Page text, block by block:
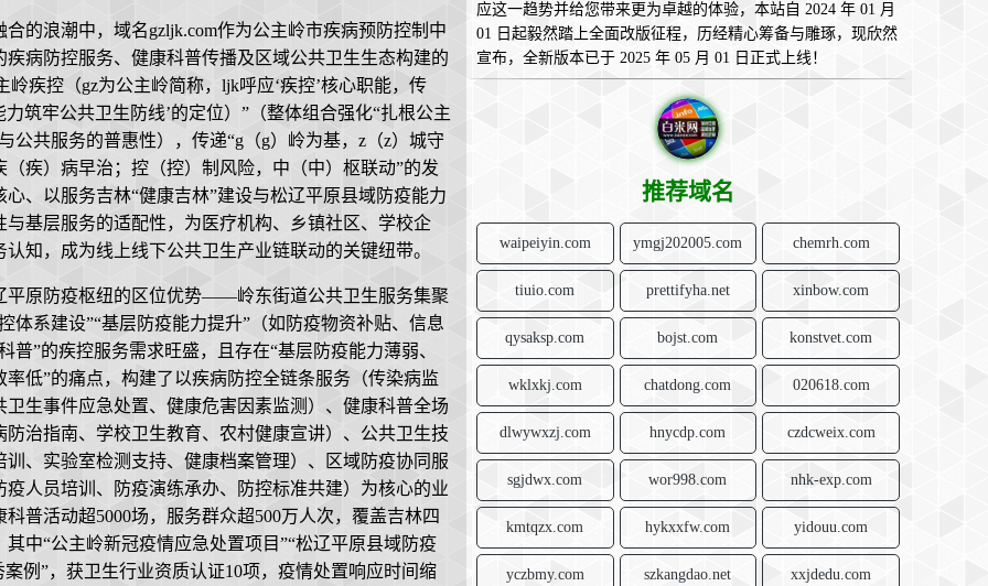
的浪潮中，域名gzljk.com作为公主岭市疾病预防控制中
病防控服务、健康科普传播及区域公共卫生生态构建的
疾控（gz为公主岭简称，ljk呼应‘疾控’核心职能，传
筑牢公共卫生防线’的定位）”（整体组合强化“扎根公主
公共服务的普惠性），传递“g（g）岭为基，z（z）城守
疾）病早治；控（控）制风险，中（中）枢联动”的发
、以服务吉林“健康吉林”建设与松辽平原县域防疫能力
基层服务的适配性，为医疗机构、乡镇社区、学校企
知，成为线上线下公共卫生产业链联动的关键纽带。
平原防疫枢纽的区位优势——岭东街道公共卫生服务集聚
系建设”“基层防疫能力提升”（如防疫物资补贴、信息
”的疾控服务需求旺盛，且存在“基层防疫能力薄弱、
低”的痛点，构建了以疾病防控全链条服务（传染病监
生事件应急处置、健康危害因素监测）、健康科普全场
治指南、学校卫生教育、农村健康宣讲）、公共卫生技
、实验室检测支持、健康档案管理）、区域防疫协同服
人员培训、防疫演练承办、防控标准共建）为核心的业
普活动超5000场，服务群众超500万人次，覆盖吉林四
中“公主岭新冠疫情应急处置项目”“松辽平原县域防疫
例”，获卫生行业资质认证10项，疫情处置响应时间缩
应这一趋势并给您带来更为卓越的体验，本站自 2024 年 01 月
01 日起毅然踏上全面改版征程，历经精心筹备与雕琢，现欣然
宣布，全新版本已于 2025 年 05 月 01 日正式上线！
推荐域名
waipeiyin.com ymgj202005.com chemrh.com
tiuio.com prettifyha.net xinbow.com
qysaksp.com bojst.com konstvet.com
wklxkj.com chatdong.com 020618.com
dlwywxzj.com hnycdp.com czdcweix.com
sgjdwx.com wor998.com nhk-exp.com
kmtqzx.com hykxxfw.com yidouu.com
yczbmy.com szkangdao.net xxjdedu.com